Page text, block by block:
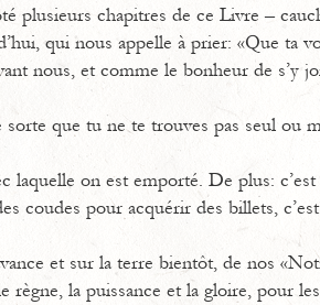
plusieurs chapitres de ce Livre –
qui nous appelle à prier: «Que ta
nous, et comme le bonheur de s’y
que tu ne te trouves pas seul ou
laquelle on est emporté. De plus:
coudes pour acquérir des billets, c’est
et sur la terre bientôt, de nos
règne, la puissance et la gloire, pour